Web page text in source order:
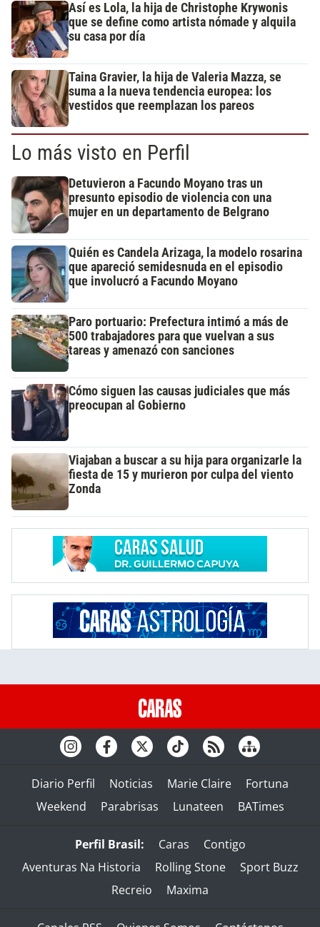
Así es Lola, la hija de Christophe Krywonis
que se define como artista nómade y alquila
su casa por día
Taina Gravier, la hija de Valeria Mazza, se
suma a la nueva tendencia europea: los
vestidos que reemplazan los pareos
Lo más visto en Perfil
Detuvieron a Facundo Moyano tras un
presunto episodio de violencia con una
mujer en un departamento de Belgrano
Quién es Candela Arizaga, la modelo rosarina
que apareció semidesnuda en el episodio
que involucró a Facundo Moyano
Paro portuario: Prefectura intimó a más de
500 trabajadores para que vuelvan a sus
tareas y amenazó con sanciones
Cómo siguen las causas judiciales que más
preocupan al Gobierno
Viajaban a buscar a su hija para organizarle la
fiesta de 15 y murieron por culpa del viento
Zonda
Diario Perfil Noticias Marie Claire
Fortuna
Weekend
Parabrisas Lunateen BATimes
Perfil Brasil: Caras
Contigo
Aventuras Na Historia
Rolling Stone
Sport Buzz
Recreio
Maxima